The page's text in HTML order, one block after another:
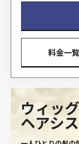
料金一覧
ウィッ
ヘアシ